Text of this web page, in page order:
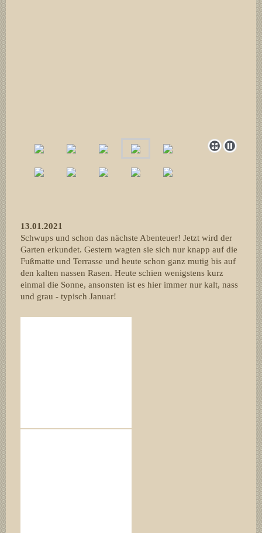
13.01.2021
Schwups und schon das nächste Abenteuer! Jetzt wird der
Garten erkundet. Gestern wagten sie sich nur knapp auf die
Fußmatte und Terrasse und heute schon ganz mutig bis auf
den kalten nassen Rasen. Heute schien wenigstens kurz
einmal die Sonne, ansonsten ist es hier immer nur kalt, nass
und grau - typisch Januar!